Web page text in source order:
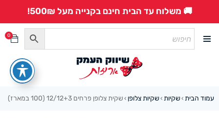
🚚 משלוח עד הבית חינם בקנייה מעל 500₪!
0
עמוד הבית ›שקיות ›שקיות צלופן › שקית צלופן פרחים 12/12+3 (100 במארז)